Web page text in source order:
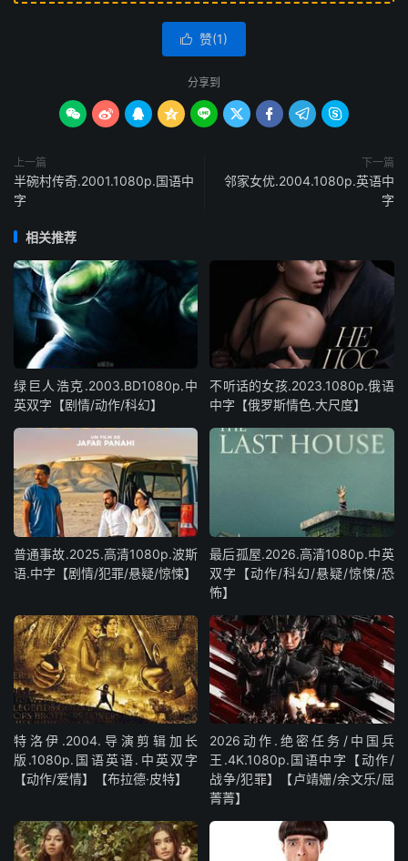
 赞(1)
分享到
        
上一篇
半碗村传奇.2001.1080p.国语中
字
下一篇
邻家女优.2004.1080p.英语中
字
相关推荐
绿巨人浩克.2003.BD1080p.中
英双字【剧情/动作/科幻】
不听话的女孩.2023.1080p.俄语
中字【俄罗斯情色.大尺度】
普通事故.2025.高清1080p.波斯
语.中字【剧情/犯罪/悬疑/惊悚】
最后孤屋.2026.高清1080p.中英
双字【动作/科幻/悬疑/惊悚/恐
怖】
特洛伊.2004.导演剪辑加长
版.1080p.国语英语.中英双字
【动作/爱情】【布拉德·皮特】
2026动作.绝密任务/中国兵
王.4K.1080p.国语中字【动作/
战争/犯罪】【卢靖姗/余文乐/屈
菁菁】